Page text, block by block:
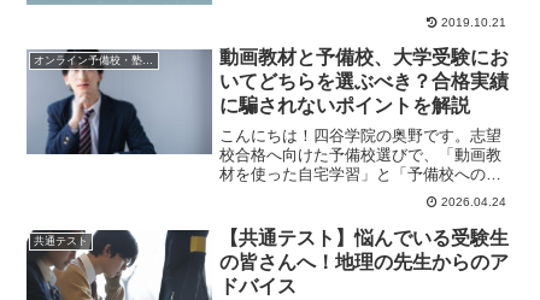
2019.10.21
オンライン予備校・塾の活用法
動画教材と予備校、大学受験にお
いてどちらを選ぶべき？合格実績
に騙されないポイントを解説
こんにちは！四谷学院の奥野です。志望
校合格へ向けた予備校選びで、「動画教
材を使った自宅学習」と「予備校への通
学」で迷ってしまう方は多いのではない
2026.04.24
共通テスト
【共通テスト】悩んでいる受験生
の皆さんへ！地理の先生からのア
ドバイス